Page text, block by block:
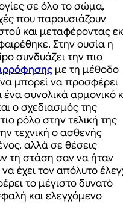
σε όλο το σώμα,
που παρουσιάζουν
και μεταφέροντας
Στην ουσία η
συνδυάζει την πιο
με τη μέθοδο
μπορεί να προσφέρει
συνολικά αρμονικό
ο σχεδιασμός της
ρόλο στην τελική της
τεχνική ο ασθενής
αλλά σε θέσεις
τη στάση σαν να ήταν
έχει τον απόλυτο
το μέγιστο δυνατό
και ελεγχόμενο